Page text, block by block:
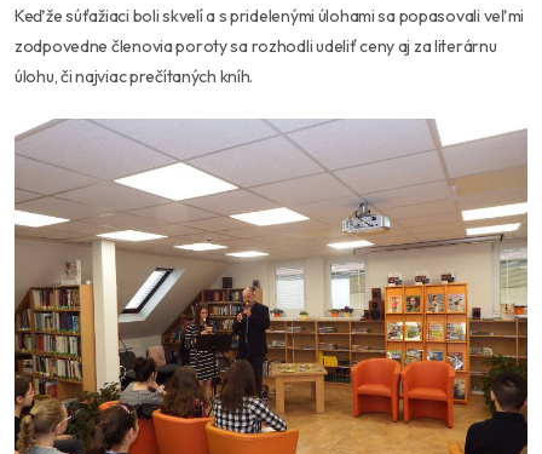
Keďže súťažiaci boli skvelí a s pridelenými úlohami sa popasovali veľmi
zodpovedne členovia poroty sa rozhodli udeliť ceny aj za literárnu
úlohu, či najviac prečítaných kníh.